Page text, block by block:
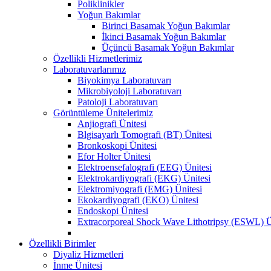
Poliklinikler
Yoğun Bakımlar
Birinci Basamak Yoğun Bakımlar
İkinci Basamak Yoğun Bakımlar
Üçüncü Basamak Yoğun Bakımlar
Özellikli Hizmetlerimiz
Laboratuvarlarımız
Biyokimya Laboratuvarı
Mikrobiyoloji Laboratuvarı
Patoloji Laboratuvarı
Görüntüleme Ünitelerimiz
Anjiografi Ünitesi
Blgisayarlı Tomografi (BT) Ünitesi
Bronkoskopi Ünitesi
Efor Holter Ünitesi
Elektroensefalografi (EEG) Ünitesi
Elektrokardiyografi (EKG) Ünitesi
Elektromiyografi (EMG) Ünitesi
Ekokardiyografi (EKO) Ünitesi
Endoskopi Ünitesi
Extracorporeal Shock Wave Lithotripsy (ESWL)
Özellikli Birimler
Diyaliz Hizmetleri
İnme Ünitesi